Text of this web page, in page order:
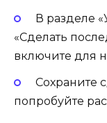
В разделе
«Сделать
включите для
Сохраните
попробуйте